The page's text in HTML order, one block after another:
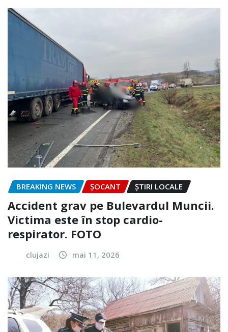
BREAKING NEWS ȘOCANT ȘTIRI LOCALE
Accident grav pe Bulevardul Muncii.
Victima este în stop cardio-
respirator. FOTO
clujazi mai 11, 2026